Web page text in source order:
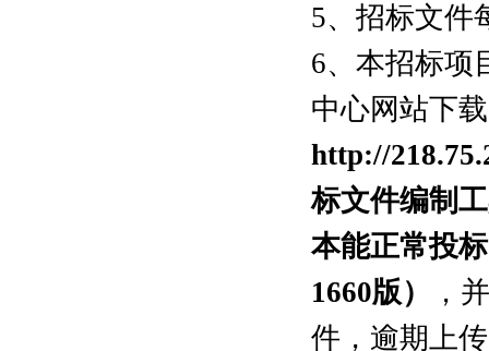
5、招标文件
6、本招标项
中心网站下
http://
标文件编制
本能正常投
1660版）
，
件，逾期上